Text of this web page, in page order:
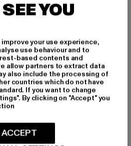
aus Baumwolle und
pflegeleicht und strapazierfähig,
wie Bio-Baumwolle und
werden. Achte darauf, dein
der Pflegehinweise zu waschen,
zu erhalten.
sich auf vielfältige Weise stylen
Outfits. Für einen entspannten
mit einer lockeren Chinohose oder
Ein schickes Kurzarmhemd in
oder einer schmal
YOU
your use experience,
use behaviour and to
based contents and
allow partners to extract data
also include the processing of
countries which do not have
If you want to change
By clicking on "Accept" you
ACCEPT